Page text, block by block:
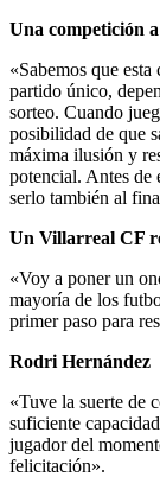
Una competición
«Sabemos que
partido único,
sorteo. Cuando
posibilidad de que
máxima ilusión y
potencial. Antes de
serlo también al
Un Villarreal CF
«Voy a poner un
mayoría de los
primer paso para
Rodri Hernández
«Tuve la suerte de
suficiente
jugador del
felicitación».